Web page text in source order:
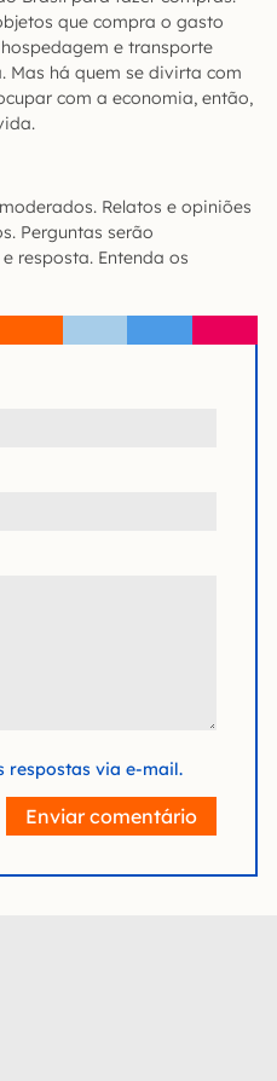
que compra o gasto
e transporte
Mas há quem se divirta com
com a economia, então,
Relatos e opiniões
Perguntas serão
resposta. Entenda os
respostas via e-mail.
Enviar comentário